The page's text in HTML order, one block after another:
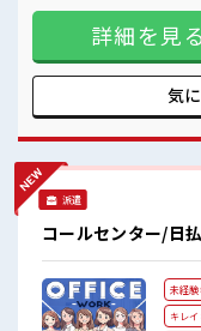
2日制≫ 週末
色自由で自
的に自由！ (
≪初めての
レンジする
す！ イチか
だから、 モ
職場です☆
詳細を見る
気
派遣
コールセンター/日
未経験
キレ